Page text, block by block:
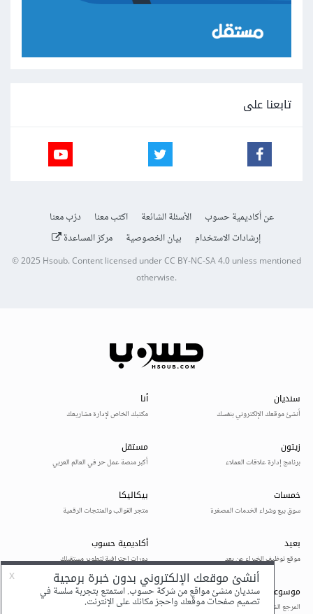
تابعنا على
عن أكاديمية حسوب الأسئلة الشائعة اكتب معنا
درّب معنا
إرشادات الاستخدام
بيان الخصوصية مركز المساعدة
© 2025Hsoub.Content licensed underCC BY-NC-SA 4.0unless mentioned
otherwise.